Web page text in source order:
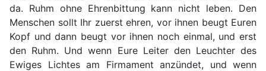
da. Ruhm ohne Ehrenbittung kann nicht leben. Den
Menschen sollt Ihr zuerst ehren, vor ihnen beugt Euren
Kopf und dann beugt vor ihnen noch einmal, und erst
den Ruhm. Und wenn Eure Leiter den Leuchter des
Ewiges Lichtes am Firmament anzündet, und wenn